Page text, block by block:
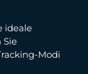
ideale
Sie
Modi